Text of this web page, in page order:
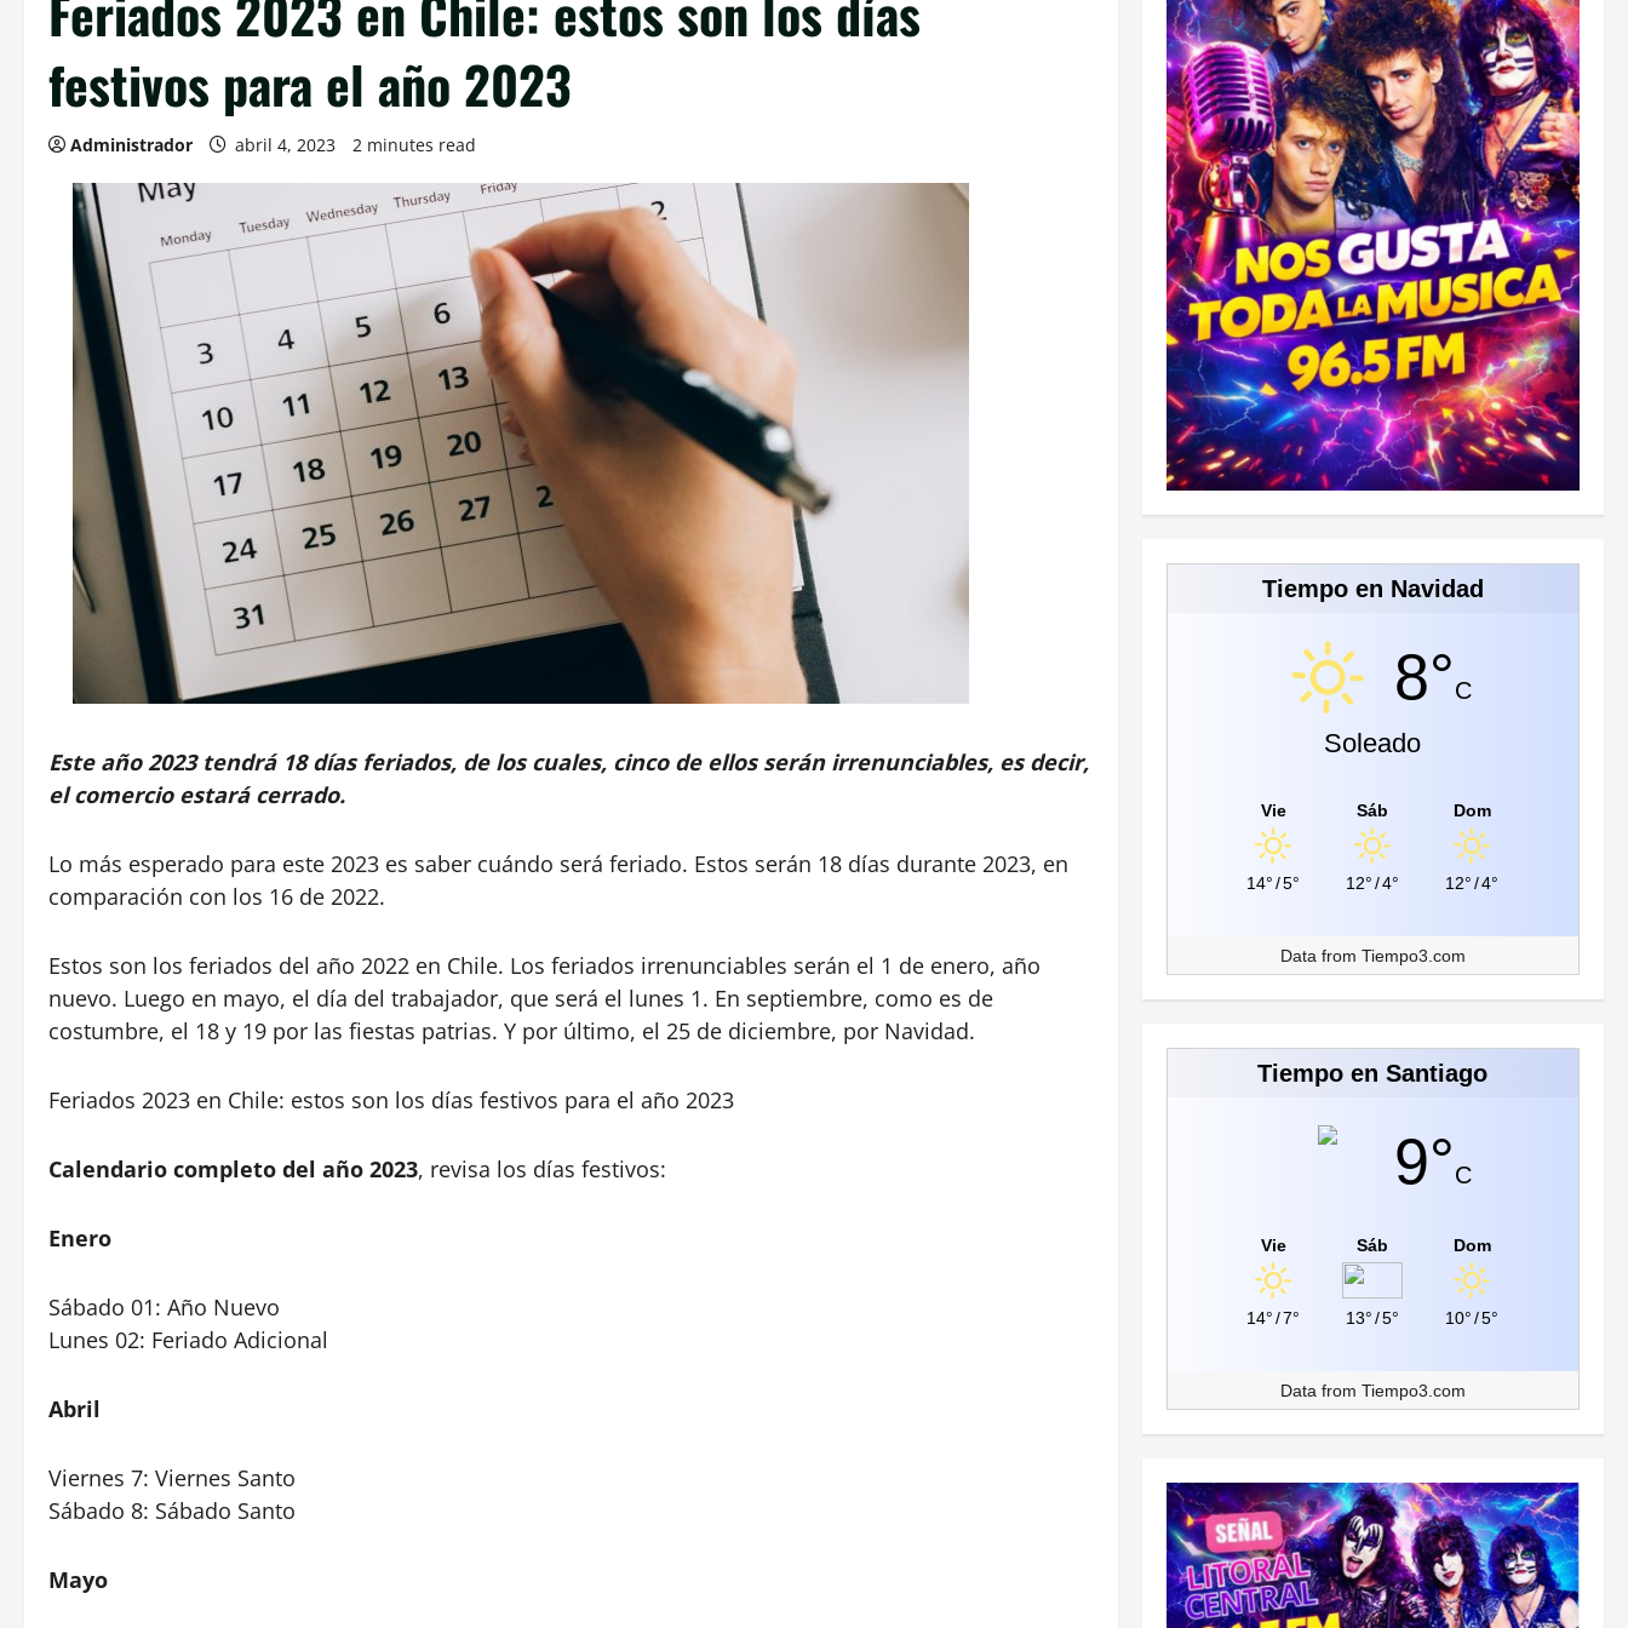
festivos para el año 2023
Administrador abril 4, 2023 2 minutes read
Este año 2023 tendrá 18 días feriados, de los cuales, cinco de ellos serán irrenunciables, es decir,
el comercio estará cerrado.
Lo más esperado para este 2023 es saber cuándo será feriado. Estos serán 18 días durante 2023, en
comparación con los 16 de 2022.
Estos son los feriados del año 2022 en Chile. Los feriados irrenunciables serán el 1 de enero, año
nuevo. Luego en mayo, el día del trabajador, que será el lunes 1. En septiembre, como es de
costumbre, el 18 y 19 por las fiestas patrias. Y por último, el 25 de diciembre, por Navidad.
Feriados 2023 en Chile: estos son los días festivos para el año 2023
Calendario completo del año 2023, revisa los días festivos:
Enero
Sábado 01: Año Nuevo
Lunes 02: Feriado Adicional
Abril
Viernes 7: Viernes Santo
Sábado 8: Sábado Santo
Mayo
Tiempo en Navidad
8°C
Soleado
Vie
14° /5°
Sáb
12° /4°
Dom
12° /4°
Data from Tiempo3.com
Tiempo en Santiago
9°C
Vie
14° /7°
Sáb
13° /5°
Dom
10° /5°
Data from Tiempo3.com